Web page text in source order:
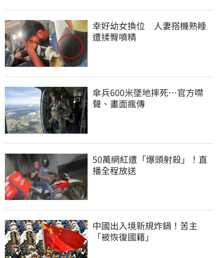
幸好幼女換位　人妻搭機熟睡
遭揉臀噴精
傘兵600米墜地摔死…官方噤
聲、畫面瘋傳
50萬網紅遭「爆頭射殺」！直
播全程放送
中國出入境新規炸鍋！苦主
「被恢復國籍」